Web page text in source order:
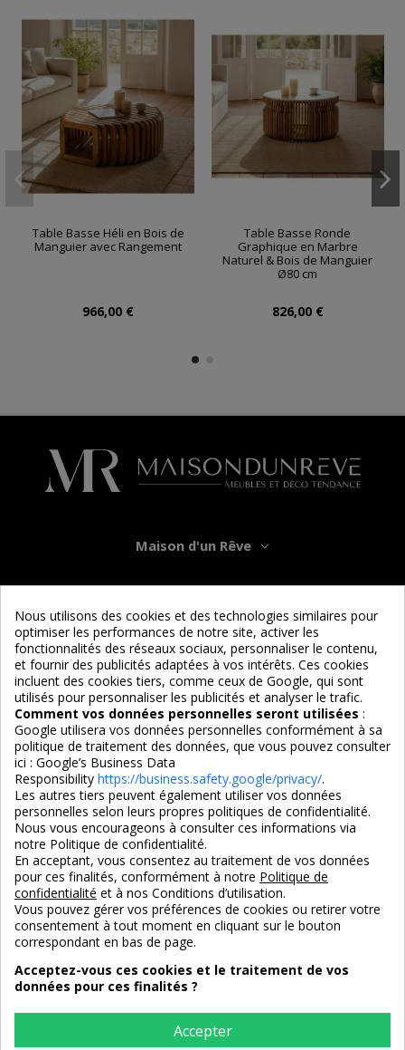
Table Basse Héli en Bois de
Manguier avec Rangement
966,00 €
Table Basse Ronde
Graphique en Marbre
Naturel & Bois de Manguier
Ø80 cm
826,00 €
Maison d'un Rêve
Informations
Services
Nous suivre
4,7/5
3X SANS FRAIS
100% sécurisé
PAIEMENT 100% SÉCURISÉ
par CB / Amex / Virement
LIVRAISON 12/18 JOURS
depuis 2008
Nous utilisons des cookies et des technologies similaires pour
optimiser les performances de notre site, activer les
fonctionnalités des réseaux sociaux, personnaliser le contenu,
et fournir des publicités adaptées à vos intérêts. Ces cookies
incluent des cookies tiers, comme ceux de Google, qui sont
utilisés pour personnaliser les publicités et analyser le trafic.
Comment vos données personnelles seront utilisées :
Google utilisera vos données personnelles conformément à sa
politique de traitement des données, que vous pouvez consulter
ici : Google’s Business Data
Responsibility https://business.safety.google/privacy/.
Les autres tiers peuvent également utiliser vos données
personnelles selon leurs propres politiques de confidentialité.
Nous vous encourageons à consulter ces informations via
notre Politique de confidentialité.
En acceptant, vous consentez au traitement de vos données
pour ces finalités, conformément à notre Politique de
confidentialité et à nos Conditions d’utilisation.
Vous pouvez gérer vos préférences de cookies ou retirer votre
consentement à tout moment en cliquant sur le bouton
correspondant en bas de page.
Acceptez-vous ces cookies et le traitement de vos
données pour ces finalités ?
Accepter